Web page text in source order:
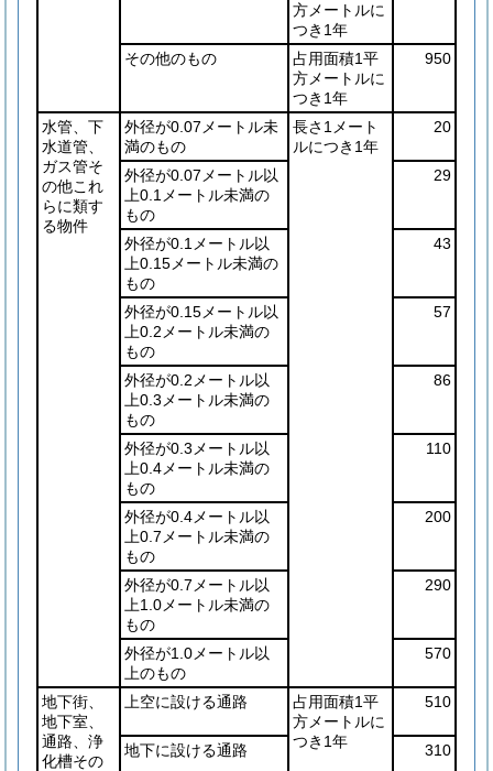
方メートルに
つき1年
その他のもの
占用面積1平
方メートルに
つき1年
950
水管、下
水道管、
ガス管そ
の他これ
らに類す
る物件
外径が0.07メートル未
満のもの
長さ1メート
ルにつき1年
20
外径が0.07メートル以
上0.1メートル未満の
もの
29
外径が0.1メートル以
上0.15メートル未満の
もの
43
外径が0.15メートル以
上0.2メートル未満の
もの
57
外径が0.2メートル以
上0.3メートル未満の
もの
86
外径が0.3メートル以
上0.4メートル未満の
もの
110
外径が0.4メートル以
上0.7メートル未満の
もの
200
外径が0.7メートル以
上1.0メートル未満の
もの
290
外径が1.0メートル以
上のもの
570
地下街、
地下室、
通路、浄
化槽その
上空に設ける通路
占用面積1平
方メートルに
つき1年
510
地下に設ける通路 310